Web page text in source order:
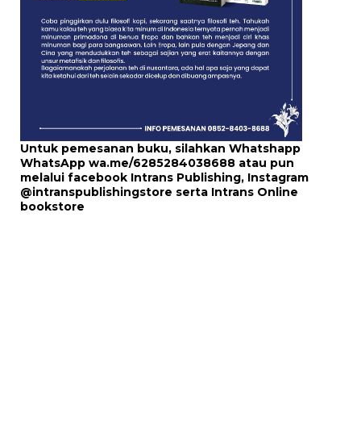
Untuk pemesanan buku, silahkan Whatshapp
WhatsApp wa.me/6285284038688 atau pun
melalui facebook Intrans Publishing, Instagram
@intranspublishingstore serta Intrans Online
bookstore